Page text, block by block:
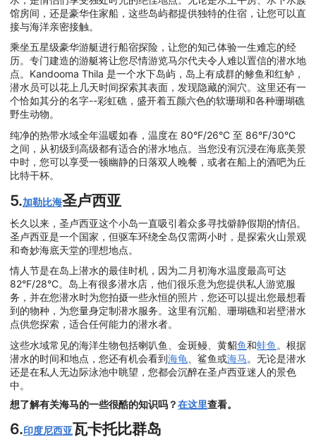
馆房间，还是豪华住家船，这些岛屿都提供独特的住宿，让您可以直
接与海洋亲密接触。
乘坐五星级豪华游艇进行船宿探险，让您的知己体验一生难忘的经
历。专门建造的游艇将让您尽情游览马尔代夫令人难以置信的潜水地
点。Kandooma Thila 是一个水下岛屿，岛上有成群的鲹鱼和红鲈，
潜水员可以花上几天时间探索其表面，发现隐藏的洞穴。这里还有一
个恰如其分的名字--彩虹礁，盛开着五颜六色的软珊瑚和各种珊瑚礁
野生动物。
纯净的热带水域全年温暖如春，温度在 80°F/26°C 至 86°F/30°C
之间，从初级到高级都有适合的潜水地点。当您没有沉浸在海底美景
中时，您可以享受一顿幽静的日落双人晚餐，或者在船上的酒吧为丘
比特干杯。
5.加勒比海圣卢西亚
长久以来，圣卢西亚这个小岛一直吸引着众多寻找僻静假期的情侣。
圣卢西亚是一个国家，但驱车环绕全岛仅需两小时，是探索火山景观
和奇妙海底天堂的理想地点。
情人节是在岛上潜水的最佳时机，因为二月初海水温度最高可达
82°F/28°C。岛上有很多潜水店，他们很乐意为您提供私人游览服
务，并在您潜水时为您拍摄一些永恒的照片，您还可以提出您最想看
到的物种，为您量身定制潜水服务。这里有沉船、珊瑚礁和岩壁潜水
点供您探索，适合任何能力的潜水者。
这些水域常见的海洋生物包括喇叭鱼、金斑鳗、黄貂鱼和蛙鱼 。根据
潜水的时间和地点，您还有机会看到海龟 、鲨鱼或海马。无论是潜水
还是在私人无边际泳池中眺望，您都会沉醉在圣卢西亚迷人的景色
中。
想了解有关海马的一些很酷的知识吗？在这里查看。
6.印度尼西亚瓦卡托比群岛